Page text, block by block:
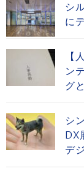
シ
に
【
ン
グ
シ
DX
デ